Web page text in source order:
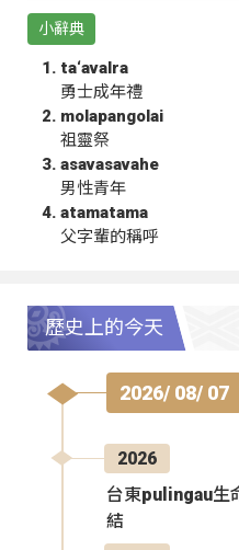
小辭典
ta‘avalra
勇士成年禮
molapangolai
祖靈祭
asavasavahe
男性青年
atamatama
父字輩的稱呼
歷史上的今天
2026/ 08/ 07
2026
台東pulingau生
結